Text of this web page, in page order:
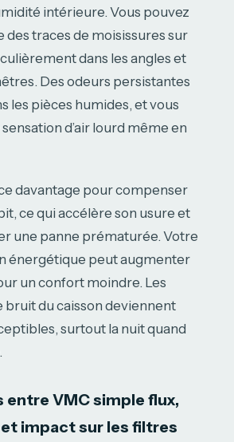
intérieure. Vous pouvez
des traces de moisissures sur
dans les angles et
Des odeurs persistantes
les pièces humides, et vous
d’air lourd même en
davantage pour compenser
ce qui accélère son usure et
une panne prématurée. Votre
énergétique peut augmenter
un confort moindre. Les
bruit du caisson deviennent
surtout la nuit quand
VMC simple flux,
impact sur les filtres